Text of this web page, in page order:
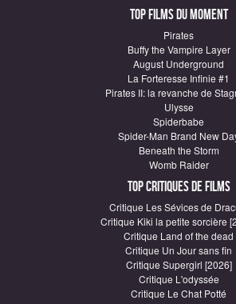
Top Films du moment
Pirates
Buffy the Vampire Layer
August Underground
La Forteresse Infinie #1
Pirates II: la revanche de
Ulysse
Spiderbabe
Spider-Man Brand New
Beneath the Storm
Womb Raider
Top critiques de Films
Critique Les Sévices de
Critique Kiki la petite sorcière
Critique Land of the dead
Critique Un Jour sans fin
Critique Supergirl [2026]
Critique L'odyssée
Critique Le Chat Potté